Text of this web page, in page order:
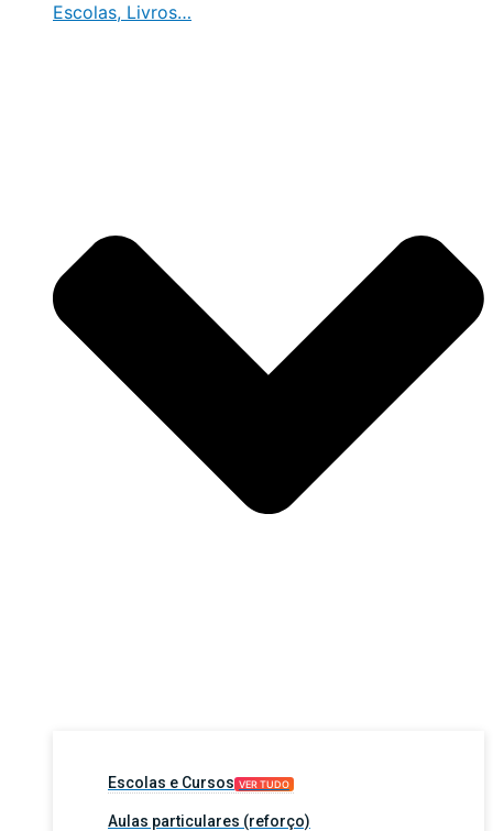
Escolas, Livros…
Escolas e Cursos VER TUDO
Aulas particulares (reforço)